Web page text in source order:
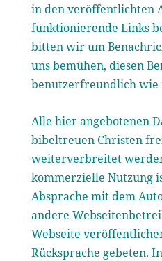
in den veröffentlichten
funktionierende Links
bitten wir um
uns bemühen, diesen
benutzerfreundlich wie
Alle hier angebotenen
bibeltreuen Christen
weiterverbreitet
kommerzielle Nutzung
Absprache mit dem
andere
Webseite
Rücksprache gebeten.